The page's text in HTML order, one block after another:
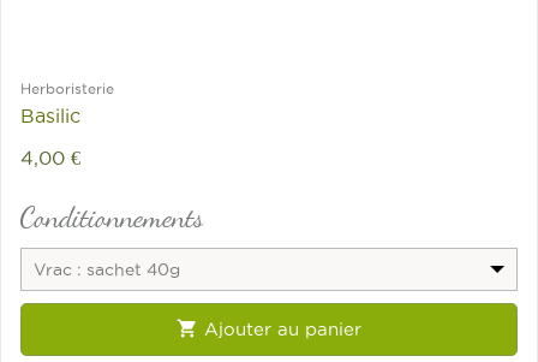
Herboristerie
Basilic
4,00 €
Conditionnements
Vrac : sachet 40g
 Ajouter au panier